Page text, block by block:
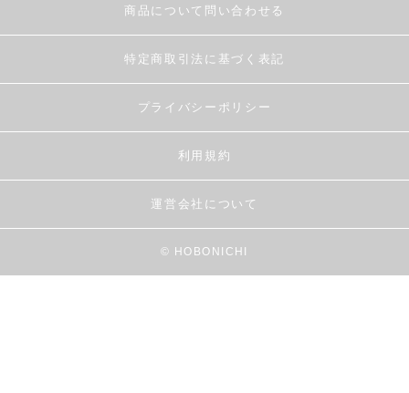
商品について問い合わせる
特定商取引法に基づく表記
プライバシーポリシー
利用規約
運営会社について
© HOBONICHI